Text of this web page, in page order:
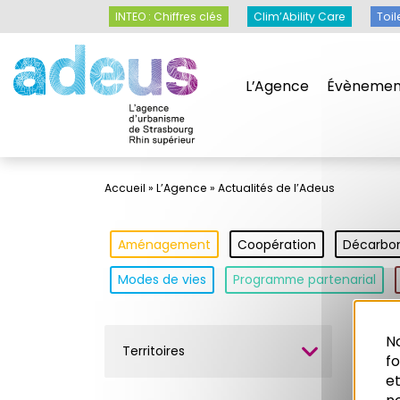
L’Agence
INTEO : Chiffres clés Clim’Ability Care
Accueil » L’Agence » Actualités de l’Adeus
Aménagement Coopération
Modes de vies
Programme partenarial
Territoires
Panneau de gestion des cookies